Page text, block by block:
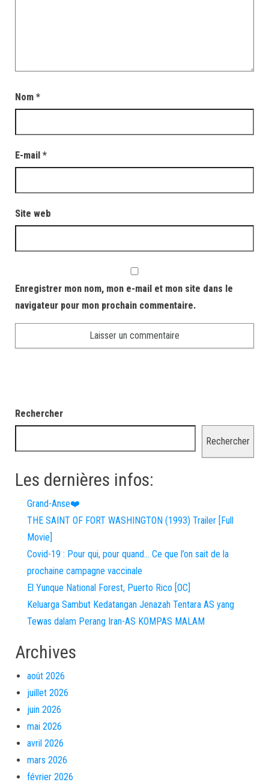
Nom *
E-mail *
Site web
Enregistrer mon nom, mon e-mail et mon site dans le
navigateur pour mon prochain commentaire.
Rechercher
Rechercher
Les dernières infos:
Grand-Anse❤️
THE SAINT OF FORT WASHINGTON (1993) Trailer [Full
Movie]
Covid-19 : Pour qui, pour quand… Ce que l’on sait de la
prochaine campagne vaccinale
El Yunque National Forest, Puerto Rico [OC]
Keluarga Sambut Kedatangan Jenazah Tentara AS yang
Tewas dalam Perang Iran-AS KOMPAS MALAM
Archives
août 2026
juillet 2026
juin 2026
mai 2026
avril 2026
mars 2026
février 2026